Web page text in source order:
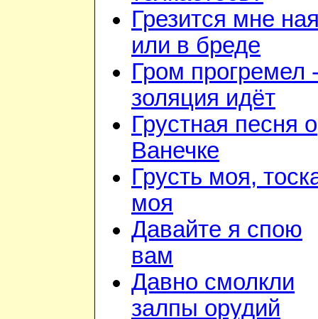
Грезится мне
или в бреде
Гром прогремел
золяция идёт
Грустная песня о
Ванечке
Грусть моя,
моя
Давайте я спою
вам
Давно смолкли
залпы орудий